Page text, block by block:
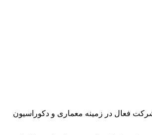
نمایشگاه بین المللی میدکس (معماری- خانه مدرن- دکوراسیون) در تاریخ 22-25 دی ماه 1402 در محل نمایشگاه بین المللی تهران با حضور بالغ بر 200 شرکت فعال در زمینه معماری و دکوراسیون